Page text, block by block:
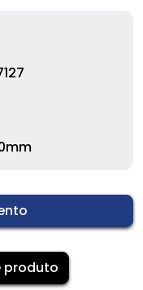
produto